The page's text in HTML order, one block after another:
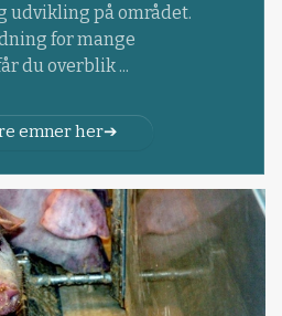
udvikling på området.
for mange
du overblik ...
emner her